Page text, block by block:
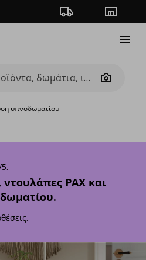
Πορεία παραγγελίας
Camera
υπνοδωματίου
PAX και